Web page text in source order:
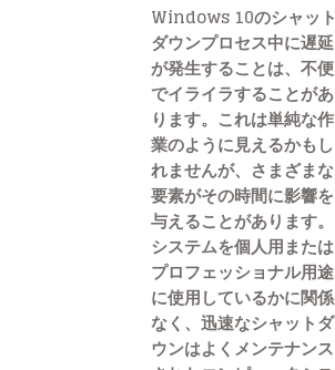
Windows 10のシャット
ダウンプロセス中に遅延
が発生することは、不便
でイライラすることがあ
ります。これは単純な作
業のように見えるかもし
れませんが、さまざまな
要素がその時間に影響を
与えることがあります。
システムを個人用または
プロフェッショナル用途
に使用しているかに関係
なく、迅速なシャットダ
ウンはよくメンテナンス